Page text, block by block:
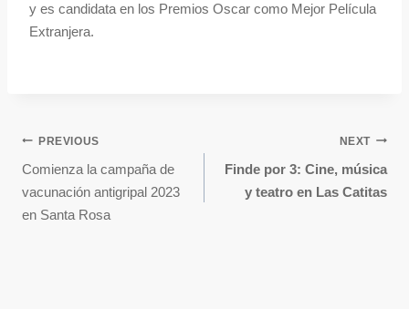
y es candidata en los Premios Oscar como Mejor Película
Extranjera.
PREVIOUS
Comienza la campaña de
vacunación antigripal 2023
en Santa Rosa
NEXT
Finde por 3: Cine, música
y teatro en Las Catitas